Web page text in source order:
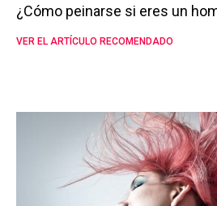
¿Cómo peinarse si eres un
VER EL ARTÍCULO RECOMENDADO